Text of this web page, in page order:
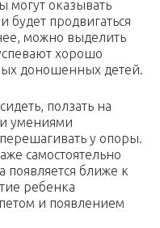
могут оказывать
будет продвигаться
можно выделить
хорошо
доношенных детей.
ползать на
умениями
у опоры.
самостоятельно
появляется ближе к
ребенка
и появлением